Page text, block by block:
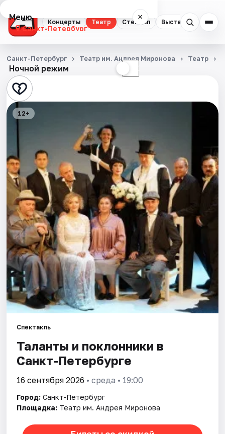
Концерты Театр Стендап Выставки
Меню ×
Санкт-Петербург
Концерты
Театр
Стендап
Выставки
Экскурсии
Спорт
События
Города
Площадки
Артисты
Ночной режим ☾
Санкт-Петербург Театр им. Андрея Миронова Театр
12+
Спектакль
Таланты и поклонники в
Санкт-Петербурге
16 сентября 2026 • среда • 19:00
Город: Санкт-Петербург
Площадка: Театр им. Андрея Миронова